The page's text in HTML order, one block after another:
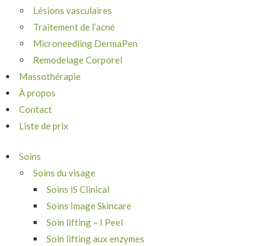
Lésions vasculaires
Traitement de l’acné
Microneedling DermaPen
Remodelage Corporel
Massothérapie
À propos
Contact
Liste de prix
Soins
Soins du visage
Soins iS Clinical
Soins Image Skincare
Soin lifting – I Peel
Soin lifting aux enzymes